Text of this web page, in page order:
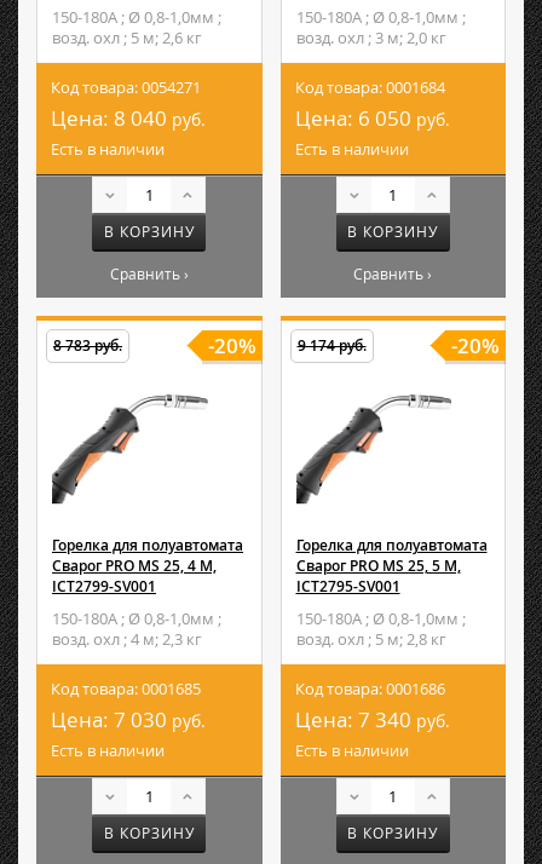
150-180А ; Ø 0,8-1,0мм ;
возд. охл ; 5 м; 2,6 кг
Код товара: 0054271
Цена: 8 040 руб.
Есть в наличии
В КОРЗИНУ
Сравнить ›
150-180А ; Ø 0,8-1,0мм ;
возд. охл ; 3 м; 2,0 кг
Код товара: 0001684
Цена: 6 050 руб.
Есть в наличии
В КОРЗИНУ
Сравнить ›
Горелка для полуавтомата
Сварог PRO MS 25, 4 М,
ICT2799-SV001
-20%
8 783 руб.
150-180А ; Ø 0,8-1,0мм ;
возд. охл ; 4 м; 2,3 кг
Код товара: 0001685
Цена: 7 030 руб.
Есть в наличии
В КОРЗИНУ
Горелка для полуавтомата
Сварог PRO MS 25, 5 М,
ICT2795-SV001
-20%
9 174 руб.
150-180А ; Ø 0,8-1,0мм ;
возд. охл ; 5 м; 2,8 кг
Код товара: 0001686
Цена: 7 340 руб.
Есть в наличии
В КОРЗИНУ